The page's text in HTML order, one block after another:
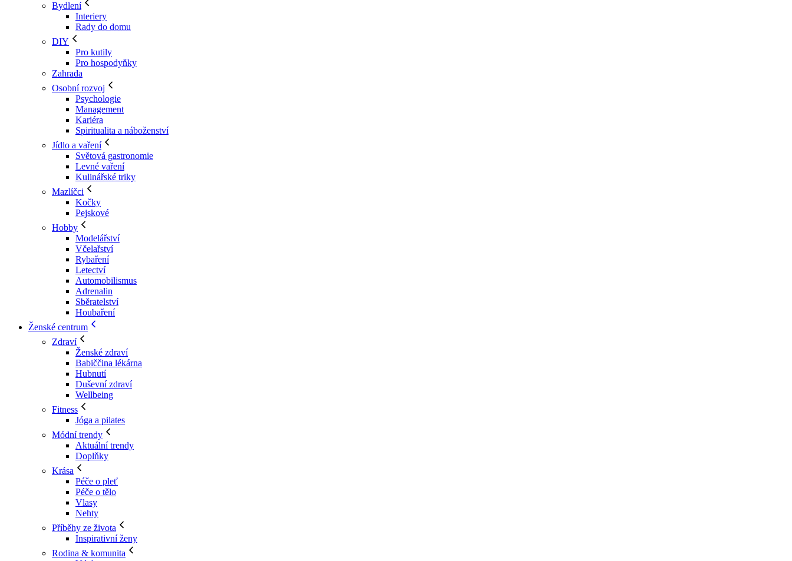
Bydlení
Interiery
Rady do domu
DIY
Pro kutily
Pro hospodyňky
Zahrada
Osobní rozvoj
Psychologie
Management
Kariéra
Spiritualita a náboženství
Jídlo a vaření
Světová gastronomie
Levné vaření
Kulinářské triky
Mazlíčci
Kočky
Pejskové
Hobby
Modelářství
Včelařství
Rybaření
Letectví
Automobilismus
Adrenalin
Sběratelství
Houbaření
Ženské centrum
Zdraví
Ženské zdraví
Babiččina lékárna
Hubnutí
Duševní zdraví
Wellbeing
Fitness
Jóga a pilates
Módní trendy
Aktuální trendy
Doplňky
Krása
Péče o pleť
Péče o tělo
Vlasy
Nehty
Příběhy ze života
Inspirativní ženy
Rodina & komunita